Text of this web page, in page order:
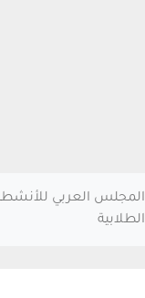
المجلس العربي
الطلابية